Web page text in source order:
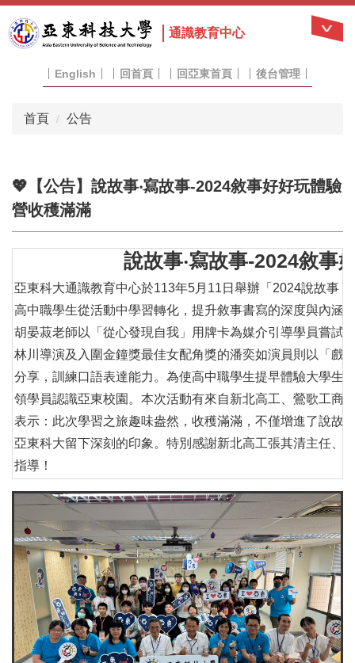
到
主
通識教育中心
English 回首頁 回亞東首頁 後台管理
首頁 公告
💖【公告】說故事‧寫故事-2024敘事好好玩體驗
營收穫滿滿
說故事‧寫故事-2024敘事
亞東科大通識教育中心於113年5月11日舉辦「2024說故事
高中職學生從活動中學習轉化，提升敘事書寫的深度與內涵
胡晏菽老師以「從心發現自我」用牌卡為媒介引導學員嘗試
林川導演及入圍金鐘獎最佳女配角獎的潘奕如演員則以「戲
分享，訓練口語表達能力。為使高中職學生提早體驗大學生
領學員認識亞東校園。本次活動有來自新北高工、鶯歌工商
表示：此次學習之旅趣味盎然，收穫滿滿，不僅增進了說故
亞東科大留下深刻的印象。特別感謝新北高工張其清主任、
指導！